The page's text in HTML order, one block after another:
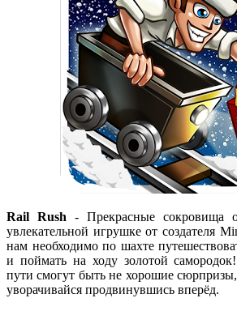
Rail Rush - Прекрасные сокровища
увлекательной игрушке от создателя
нам необходимо по шахте
и поймать на ходу золотой
пути смогут быть не хорошие
уворачивайся продвинувшись вперёд.